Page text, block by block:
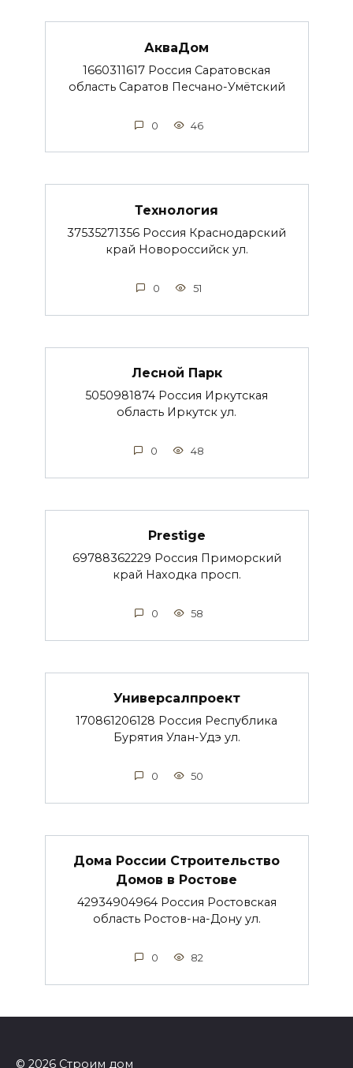
АкваДом
1660311617 Россия Саратовская
область Саратов Песчано-Умётский
0 46
Технология
37535271356 Россия Краснодарский
край Новороссийск ул.
0 51
Лесной Парк
5050981874 Россия Иркутская
область Иркутск ул.
0 48
Prestige
69788362229 Россия Приморский
край Находка просп.
0 58
Универсалпроект
170861206128 Россия Республика
Бурятия Улан-Удэ ул.
0 50
Дома России Строительство
Домов в Ростове
42934904964 Россия Ростовская
область Ростов-на-Дону ул.
0 82
© 2026 Строим дом